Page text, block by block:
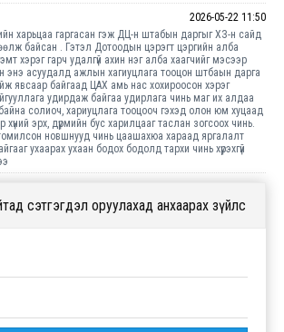
2026-05-22 11:50
харьцаа гаргасан гэж ДЦ-н штабын даргыг ХЗ-н сайд
байсан . Гэтэл Дотоодын цэрэгт цэргийн алба
хэрэг гарч удалгүй ахин нэг алба хаагчийг мэсээр
энэ асуудалд ажлын хагиуцлага тооцон штбаын дарга
явсаар байгаад ЦАХ амь нас хохироосон хэрэг
удирдаж байгаа удирлага чинь маг их алдаа
байна солиоч, хариуцлага тооцооч гэхэд олон юм хуцаад
хүний эрх, дүрмийн бус харилцааг таслан зогсоох чинь.
томилсон новшнууд чинь цаашахюа хараад яргалалт
ухаарах ухаан бодох бодолд тархи чинь хүрэхгүй
сэтгэгдэл оруулахад анхаарах зүйлс